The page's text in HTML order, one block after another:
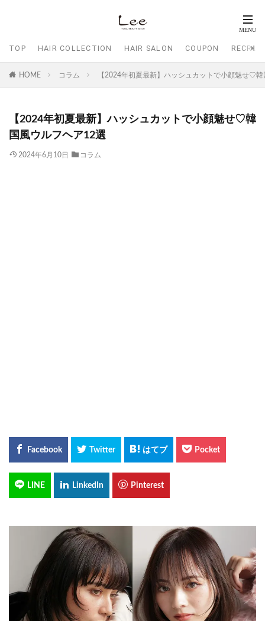
TOP HAIR COLLECTION HAIR SALON COUPON
HOME コラム 【2024年初夏最新】ハッシュカットで小顔魅せ♡
【2024年初夏最新】ハッシュカットで小顔魅せ♡韓
国風ウルフヘア12選
2024年6月10日 コラム